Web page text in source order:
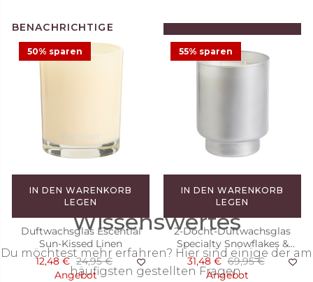
Duftwachsglas Escential
12,48 €
Angebot
2
LEGEN
50% sparen
IN DEN WARENKORB
LEGEN
Duftwachsglas Escential
Sun-Kissed Linen
12,48 € 24,95 €
Angebot
55% sparen
IN DEN WARENKORB
LEGEN
2-Docht-Duftwachsglas
Specialty Snowflakes &
Cotton
31,48 € 69,95 €
Angebot
Wissenswertes
Du möchtest mehr erfahren? Hier sind einige der am
häufigsten gestellten Fragen.